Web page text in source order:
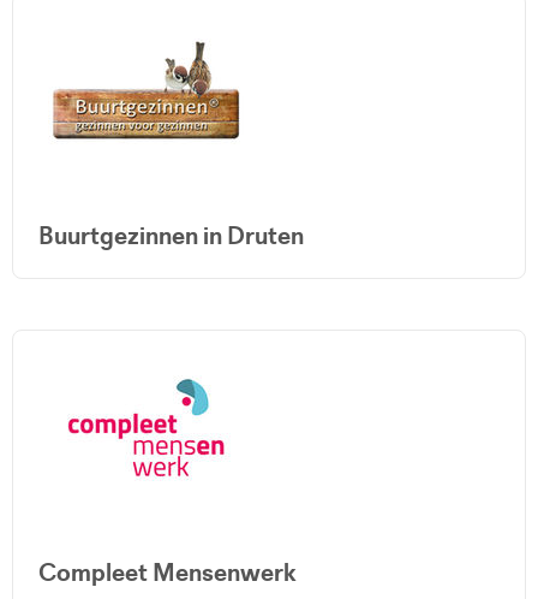
Buurtgezinnen in Druten
Compleet Mensenwerk